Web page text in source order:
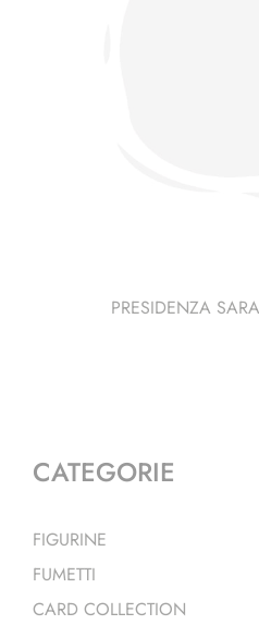
PRESIDENZA
CATEGORIE
FIGURINE
FUMETTI
CARD COLLECTION